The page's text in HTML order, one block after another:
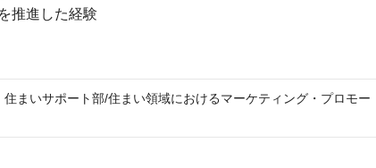
推進した経験
住まいサポート部/住まい領域におけるマーケティング・プロモー